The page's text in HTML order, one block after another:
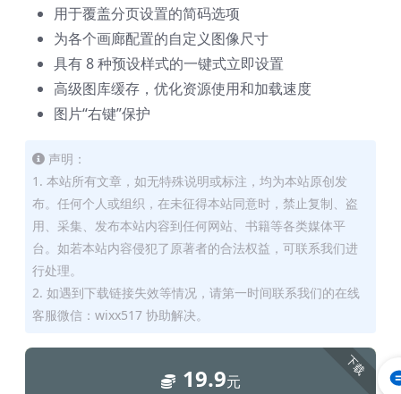
用于覆盖分页设置的简码选项
为各个画廊配置的自定义图像尺寸
具有 8 种预设样式的一键式立即设置
高级图库缓存，优化资源使用和加载速度
图片“右键”保护
声明：
1. 本站所有文章，如无特殊说明或标注，均为本站原创发
布。任何个人或组织，在未征得本站同意时，禁止复制、盗
用、采集、发布本站内容到任何网站、书籍等各类媒体平
台。如若本站内容侵犯了原著者的合法权益，可联系我们进
行处理。
2. 如遇到下载链接失效等情况，请第一时间联系我们的在线
客服微信：wixx517 协助解决。
下载
19.9元